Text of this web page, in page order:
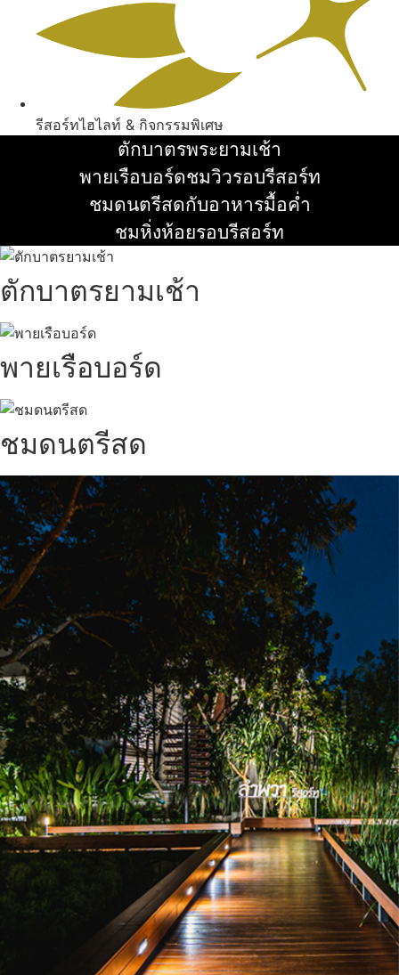
รีสอร์ทไฮไลท์ & กิจกรรมพิเศษ
ตักบาตรพระยามเช้า
อ่านเพิ่ม
พายเรือบอร์ดชมวิวรอบรีสอร์ท
อ่านเพิ่ม
ชมดนตรีสดกับอาหารมื้อค่ำ
อ่านเพิ่ม
ชมหิ่งห้อยรอบรีสอร์ท
ตักบาตรยามเช้า
พายเรือบอร์ด
ชมดนตรีสด